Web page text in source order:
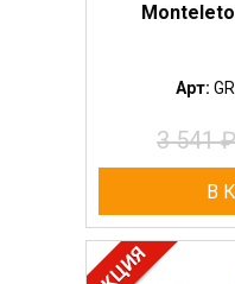
Monteleto
Арт:
3 541
В